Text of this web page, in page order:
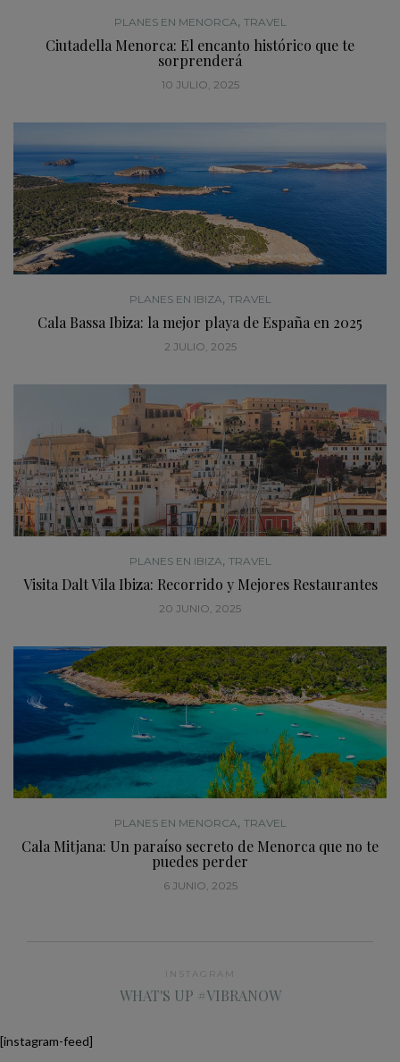
PLANES EN MENORCA, TRAVEL
Ciutadella Menorca: El encanto histórico que te
sorprenderá
10 JULIO, 2025
PLANES EN IBIZA, TRAVEL
Cala Bassa Ibiza: la mejor playa de España en 2025
2 JULIO, 2025
PLANES EN IBIZA, TRAVEL
Visita Dalt Vila Ibiza: Recorrido y Mejores Restaurantes
20 JUNIO, 2025
PLANES EN MENORCA, TRAVEL
Cala Mitjana: Un paraíso secreto de Menorca que no te
puedes perder
6 JUNIO, 2025
INSTAGRAM
WHAT'S UP #VIBRANOW
[instagram-feed]